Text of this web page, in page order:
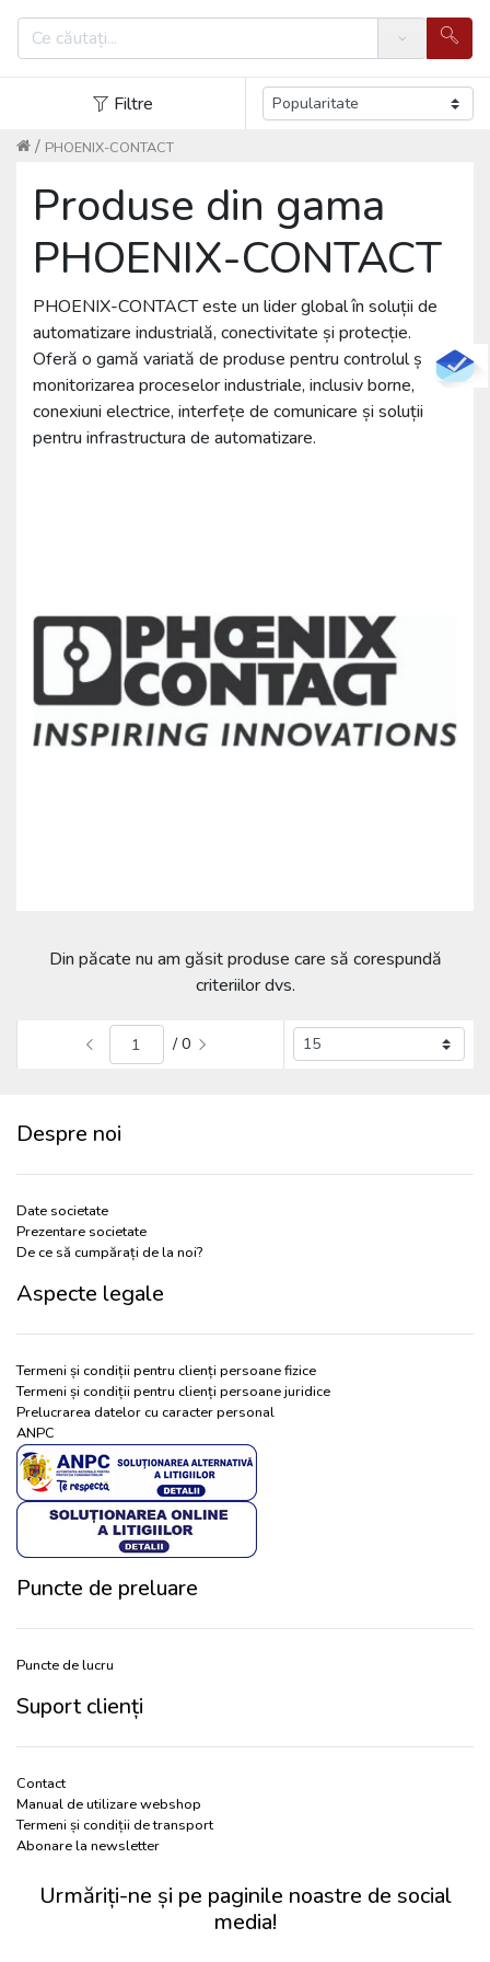
Search
Filtre
PHOENIX-CONTACT
/
Produse din gama
PHOENIX-CONTACT
PHOENIX-CONTACT este un lider global în soluții de
automatizare industrială, conectivitate și protecție.
Oferă o gamă variată de produse pentru controlul și
monitorizarea proceselor industriale, inclusiv borne,
conexiuni electrice, interfețe de comunicare și soluții
pentru infrastructura de automatizare.
Din păcate nu am găsit produse care să corespundă
criteriilor dvs.
/ 0
Despre noi
Date societate
Prezentare societate
De ce să cumpărați de la noi?
Aspecte legale
Termeni și condiții pentru clienți persoane fizice
Termeni și condiții pentru clienți persoane juridice
Prelucrarea datelor cu caracter personal
ANPC
Puncte de preluare
Puncte de lucru
Suport clienți
Contact
Manual de utilizare webshop
Termeni și condiții de transport
Abonare la newsletter
Urmăriți-ne și pe paginile noastre de social
media!